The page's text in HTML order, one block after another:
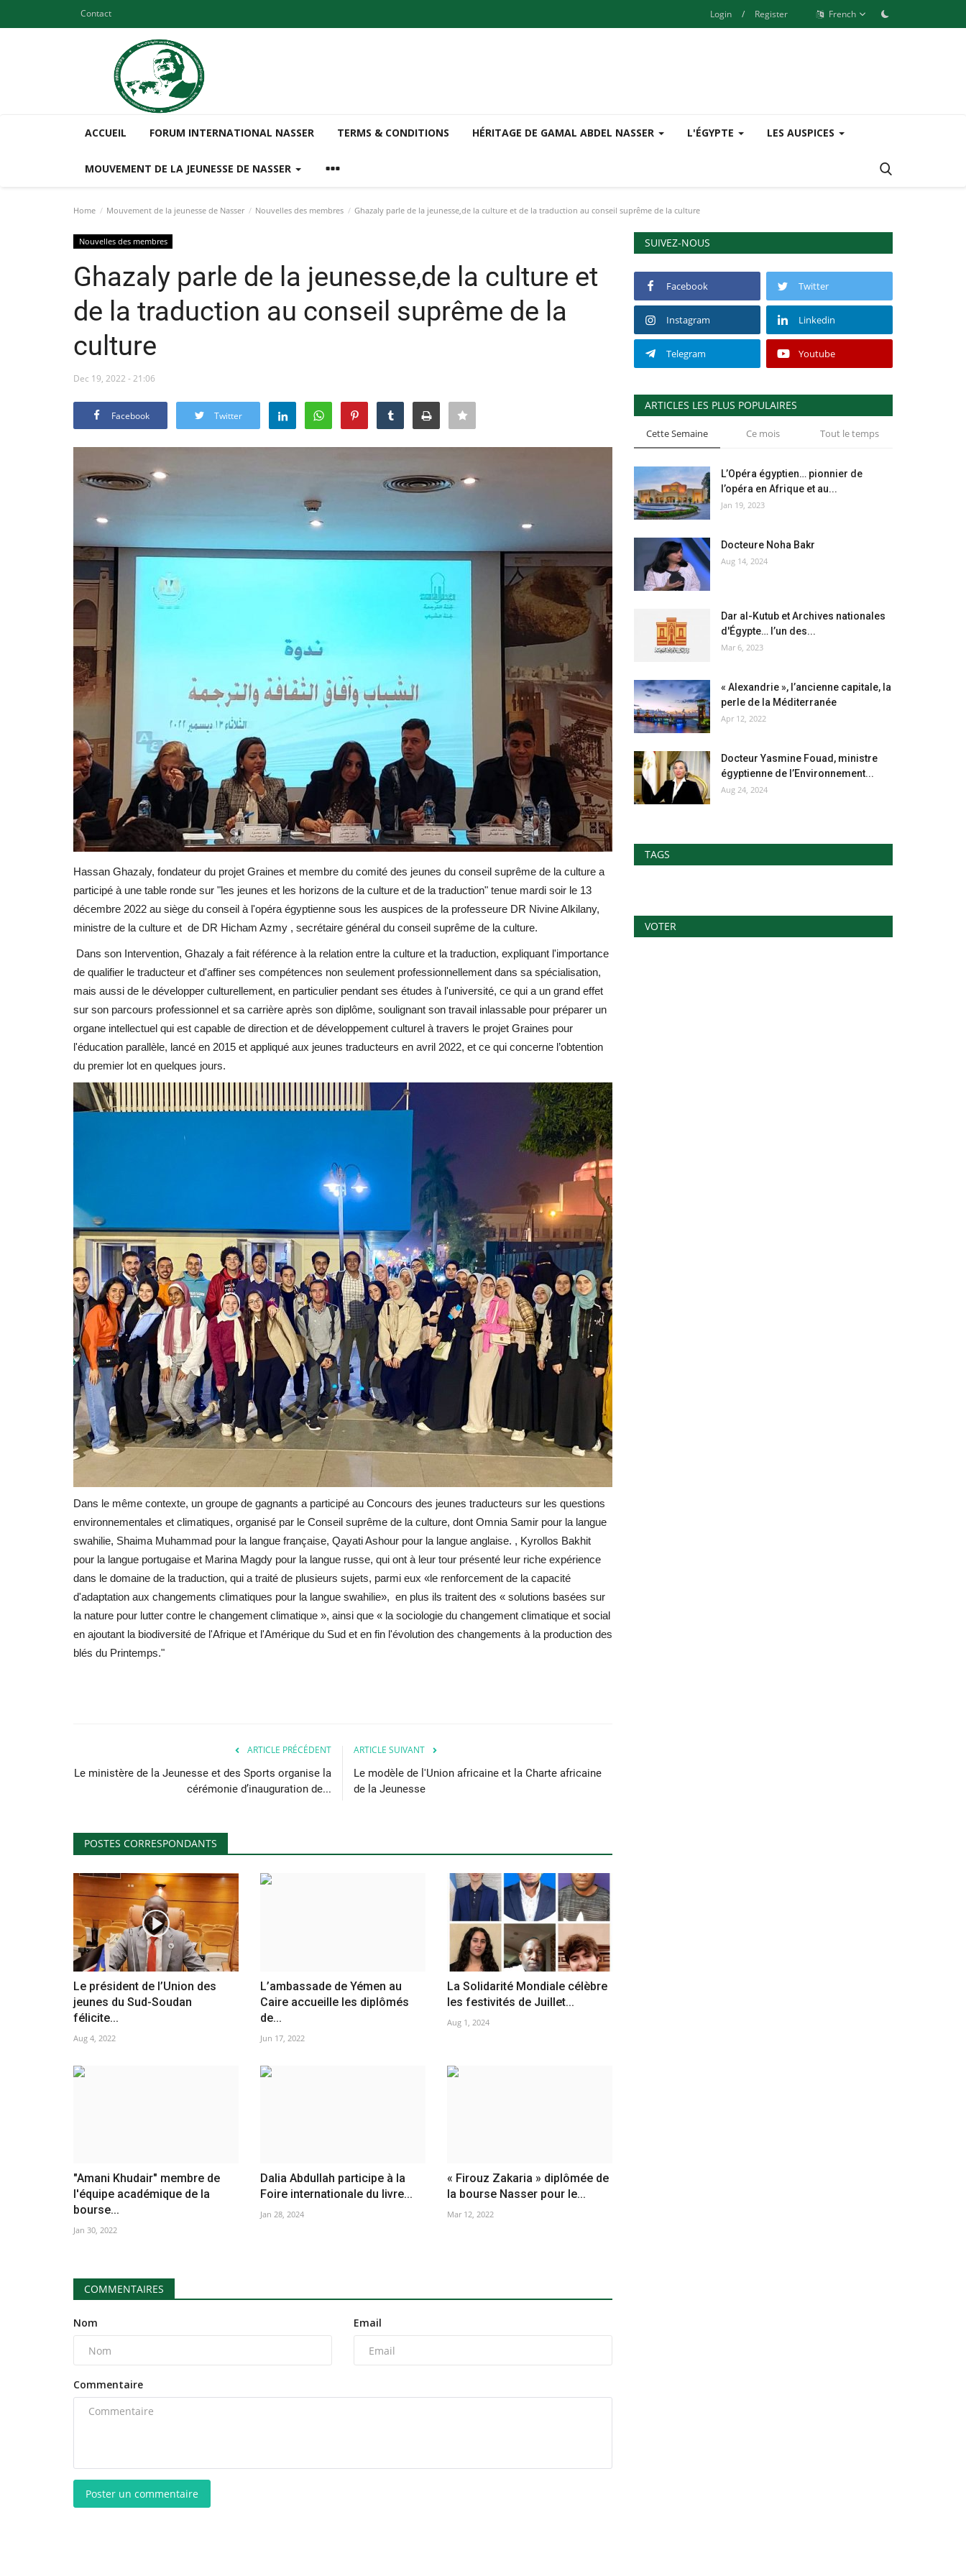
Contact Login / Register French
ACCUEIL FORUM INTERNATIONAL NASSER TERMS & CONDITIONS HÉRITAGE DE GAMAL ABDEL NASSER L'ÉGYPTE LES AUSPICES
MOUVEMENT DE LA JEUNESSE DE NASSER
Home Mouvement de la jeunesse de Nasser Nouvelles des membres Ghazaly parle de la jeunesse,de la culture et de la traduction au conseil suprême de la culture
Nouvelles des membres
Ghazaly parle de la jeunesse,de la culture et
de la traduction au conseil suprême de la
culture
Dec 19, 2022 - 21:06
Facebook Twitter
Hassan Ghazaly, fondateur du projet Graines et membre du comité des jeunes du conseil suprême de la culture a
participé à une table ronde sur "les jeunes et les horizons de la culture et de la traduction" tenue mardi soir le 13
décembre 2022 au siège du conseil à l'opéra égyptienne sous les auspices de la professeure DR Nivine Alkilany,
ministre de la culture et de DR Hicham Azmy , secrétaire général du conseil suprême de la culture.
Dans son Intervention, Ghazaly a fait référence à la relation entre la culture et la traduction, expliquant l'importance
de qualifier le traducteur et d'affiner ses compétences non seulement professionnellement dans sa spécialisation,
mais aussi de le développer culturellement, en particulier pendant ses études à l'université, ce qui a un grand effet
sur son parcours professionnel et sa carrière après son diplôme, soulignant son travail inlassable pour préparer un
organe intellectuel qui est capable de direction et de développement culturel à travers le projet Graines pour
l'éducation parallèle, lancé en 2015 et appliqué aux jeunes traducteurs en avril 2022, et ce qui concerne l’obtention
du premier lot en quelques jours.
Dans le même contexte, un groupe de gagnants a participé au Concours des jeunes traducteurs sur les questions
environnementales et climatiques, organisé par le Conseil suprême de la culture, dont Omnia Samir pour la langue
swahilie, Shaima Muhammad pour la langue française, Qayati Ashour pour la langue anglaise. , Kyrollos Bakhit
pour la langue portugaise et Marina Magdy pour la langue russe, qui ont à leur tour présenté leur riche expérience
dans le domaine de la traduction, qui a traité de plusieurs sujets, parmi eux «le renforcement de la capacité
d'adaptation aux changements climatiques pour la langue swahilie», en plus ils traitent des « solutions basées sur
la nature pour lutter contre le changement climatique », ainsi que « la sociologie du changement climatique et social
en ajoutant la biodiversité de l'Afrique et l'Amérique du Sud et en fin l'évolution des changements à la production des
blés du Printemps."
ARTICLE PRÉCÉDENT
Le ministère de la Jeunesse et des Sports organise la
cérémonie d’inauguration de...
ARTICLE SUIVANT
Le modèle de l'Union africaine et la Charte africaine
de la Jeunesse
POSTES CORRESPONDANTS
Le président de l’Union des
jeunes du Sud-Soudan
félicite...
Aug 4, 2022
L’ambassade de Yémen au
Caire accueille les diplômés
de...
Jun 17, 2022
La Solidarité Mondiale célèbre
les festivités de Juillet...
Aug 1, 2024
"Amani Khudair" membre de
l'équipe académique de la
bourse...
Jan 30, 2022
Dalia Abdullah participe à la
Foire internationale du livre...
Jan 28, 2024
« Firouz Zakaria » diplômée de
la bourse Nasser pour le...
Mar 12, 2022
COMMENTAIRES
Nom Email
Commentaire
Poster un commentaire
SUIVEZ-NOUS
Facebook Twitter
Instagram Linkedin
Telegram Youtube
ARTICLES LES PLUS POPULAIRES
Cette Semaine Ce mois Tout le temps
L’Opéra égyptien… pionnier de
l’opéra en Afrique et au...
Jan 19, 2023
Docteure Noha Bakr
Aug 14, 2024
Dar al-Kutub et Archives nationales
d'Égypte… l’un des...
Mar 6, 2023
« Alexandrie », l’ancienne capitale, la
perle de la Méditerranée
Apr 12, 2022
Docteur Yasmine Fouad, ministre
égyptienne de l’Environnement...
Aug 24, 2024
TAGS
VOTER